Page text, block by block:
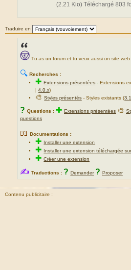
(2.21 Kio) Téléchargé 803
Traduire en
Tu as un forum et tu veux aussi un site web
🔍 Recherches :
✚Extensions présentées -Extensions
|4.0.x)
🎨Styles présentés - Styles existants (
? Questions : ✚ Extensions présentées 🎨
questions
📖 Documentations :
✚ Installer une extension
✚ Installer une extension téléchargée
✚Créer une extension
✍ Traductions : ? Demander ? Proposer
Contenu publicitaire :